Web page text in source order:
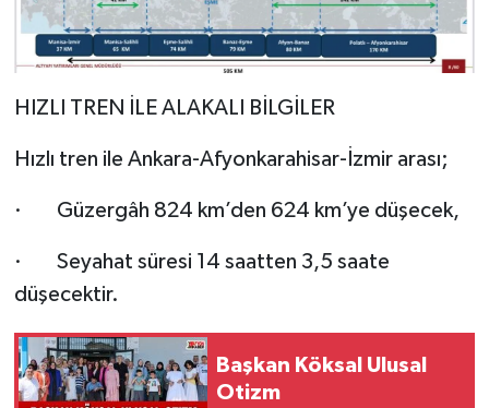
HIZLI TREN İLE ALAKALI BİLGİLER
Hızlı tren ile Ankara-Afyonkarahisar-İzmir arası;
· Güzergâh 824 km’den 624 km’ye düşecek,
· Seyahat süresi 14 saatten 3,5 saate
düşecektir.
Başkan Köksal Ulusal
Otizm